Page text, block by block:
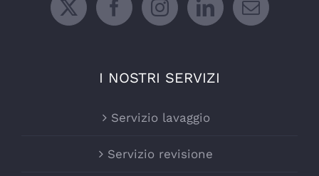
I NOSTRI SERVIZI
Servizio lavaggio
Servizio revisione